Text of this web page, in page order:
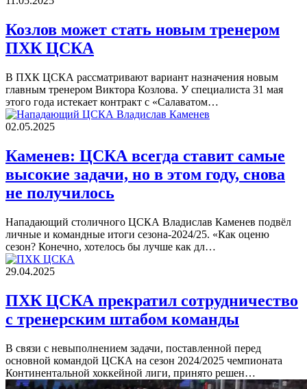
Козлов может стать новым тренером
ПХК ЦСКА
В ПХК ЦСКА рассматривают вариант назначения новым
главным тренером Виктора Козлова. У специалиста 31 мая
этого года истекает контракт с «Салаватом…
02.05.2025
Каменев: ЦСКА всегда ставит самые
высокие задачи, но в этом году, снова
не получилось
Нападающий столичного ЦСКА Владислав Каменев подвёл
личные и командные итоги сезона-2024/25. «Как оценю
сезон? Конечно, хотелось бы лучше как дл…
29.04.2025
ПХК ЦСКА прекратил сотрудничество
с тренерским штабом команды
В связи с невыполнением задачи, поставленной перед
основной командой ЦСКА на сезон 2024/2025 чемпионата
Континентальной хоккейной лиги, принято решен…